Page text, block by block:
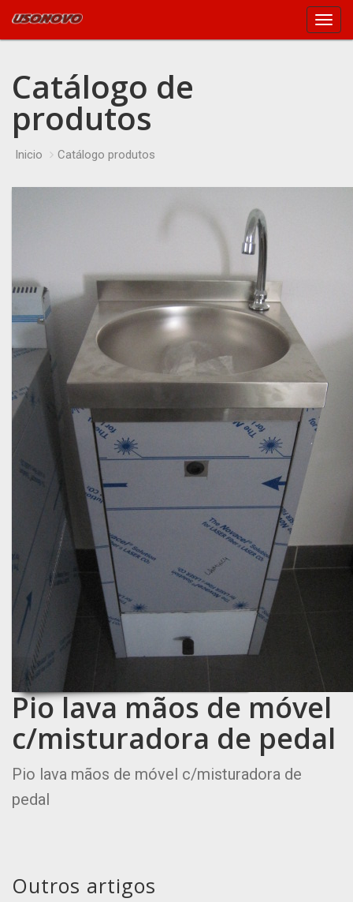
Main
Menu
Catálogo de
produtos
Inicio Catálogo produtos
Pio lava mãos de móvel
c/misturadora de pedal
Pio lava mãos de móvel c/misturadora de
pedal
Outros artigos